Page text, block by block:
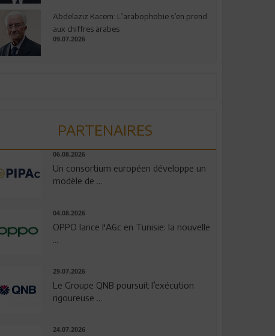
Abdelaziz Kacem: L’arabophobie s’en prend
aux chiffres arabes
09.07.2026
PARTENAIRES
06.08.2026
Un consortium européen développe un
modèle de ...
04.08.2026
OPPO lance l'A6c en Tunisie: la nouvelle
29.07.2026
Le Groupe QNB poursuit l’exécution
rigoureuse ...
24.07.2026